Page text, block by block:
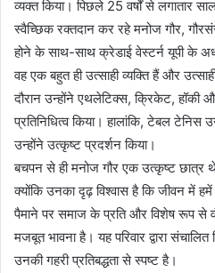
व्यक्त किया। पिछले 25 वर्षों से लगातार
स्वैच्छिक रक्तदान कर रहे मनोज गौर,
होने के साथ-साथ क्रेडाई वेस्टर्न यूपी के
वह एक बहुत ही उत्साही व्यक्ति हैं और
दौरान उन्होंने एथलेटिक्स, क्रिकेट,
प्रतिनिधित्व किया। हालांकि, टेबल
उन्होंने उत्कृष्ट प्रदर्शन किया।
बचपन से ही मनोज गौर एक उत्कृष्ट छात्र थे
क्योंकि उनका दृढ़ विश्वास है कि जीवन में
पैमाने पर समाज के प्रति और विशेष रूप से
मजबूत भावना है। यह परिवार द्वारा संचालित
उनकी गहरी प्रतिबद्धता से स्पष्ट है।